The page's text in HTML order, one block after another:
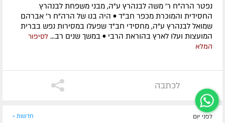
נפטר הרה"ח ר' משה לבנהרץ ע"ה, מבני משפחת לבנהרץ
החסידית והמוכרת מכפר חב"ד • היה בנו של הרה"ח ר' אברהם
שמואל לבנהרץ ע"ה, מחסידי חב"ד שפעלו במסירות נפש בברית
המועצות ועלו לארץ בהוראת הרבי • במשך שנים רב... לסיפור
המלא
לכתבה
לפני יום חדשות »